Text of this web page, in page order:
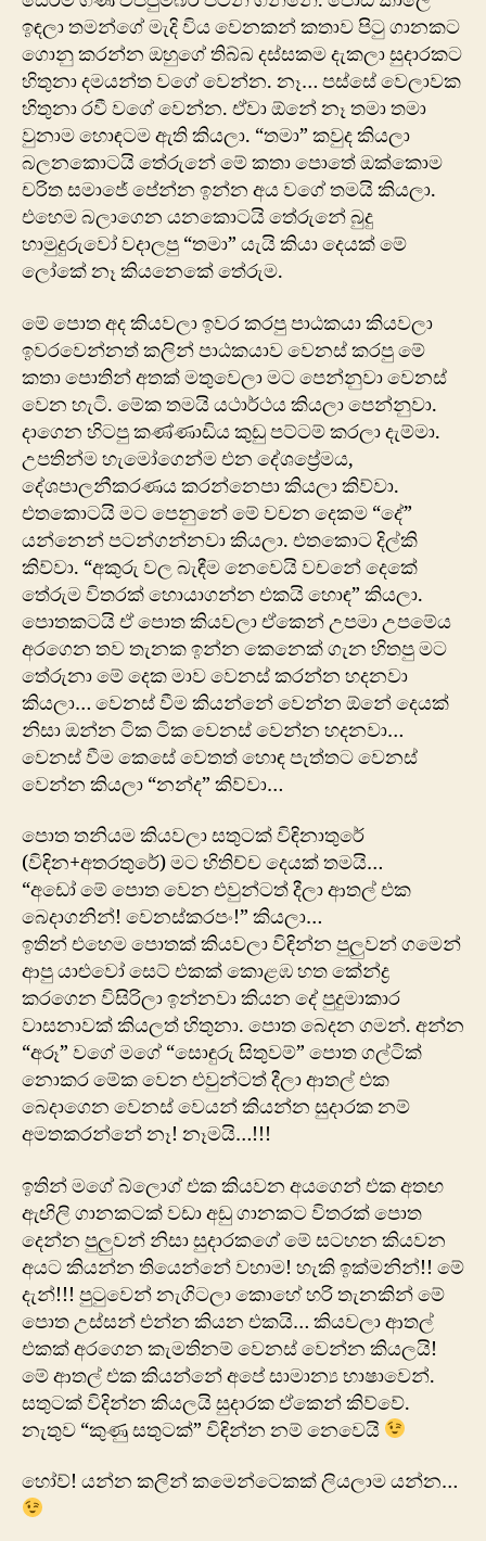
ඉඳලා තමන්ගේ මැදි විය වෙනකන් කතාව පිටු ගානකට
ගොනු කරන්න ඔහුගේ තිබ්බ දස්සකම දැකලා සුදාරකට
හිතුනා දමයන්ත වගේ වෙන්න. නෑ… පස්සේ වෙලාවක
හිතුනා රවී වගේ වෙන්න. ඒවා ඕනේ නෑ තමා තමා
වුනාම හොඳටම ඇති කියලා. “තමා” කවුද කියලා
බලනකොටයි තේරුනේ මේ කතා පොතේ ඔක්කොම
චරිත සමාජේ පේන්න ඉන්න අය වගේ තමයි කියලා.
එහෙම බලාගෙන යනකොටයි තේරුනේ බුදු
හාමුදුරුවෝ වදාලපු “තමා” යැයි කියා දෙයක් මේ
ලෝකේ නෑ කියනෙකේ තේරුම.
මේ පොත අද කියවලා ඉවර කරපු පාඨකයා කියවලා
ඉවරවෙන්නත් කලින් පාඨකයාව වෙනස් කරපු මේ
කතා පොතින් අතක් මතුවෙලා මට පෙන්නුවා වෙනස්
වෙන හැටි. මේක තමයි යථාර්ථය කියලා පෙන්නුවා.
දාගෙන හිටපු කණ්ණාඩිය කුඩු පට්ටම් කරලා දැම්මා.
උපතින්ම හැමෝගෙන්ම එන දේශප්‍රේමය,
දේශපාලනීකරණය කරන්නෙපා කියලා කිව්වා.
එතකොටයි මට පෙනුනේ මේ වචන දෙකම “දේ”
යන්නෙන් පටන්ගන්නවා කියලා. එතකොට දිල්කි
කිව්වා. “අකුරු වල බැඳීම නෙවෙයි වචනේ දෙකේ
තේරුම විතරක් හොයාගන්න එකයි හොඳ” කියලා.
පොතකටයි ඒ පොත කියවලා ඒකෙන් උපමා උපමේය
අරගෙන තව තැනක ‍ඉන්න කෙනෙක් ගැන හිතපු මට
තේරුනා මේ දෙක මාව වෙනස් කරන්න හදනවා
කියලා… වෙනස් වීම කියන්නේ වෙන්න ඕනේ දෙයක්
නිසා ඔන්න ටික ටික වෙනස් වෙන්න හදනවා…
වෙනස් වීම කෙසේ වෙතත් හොඳ පැත්තට වෙනස්
වෙන්න කියලා “නන්ද” කිව්වා…
පොත තනියම කියවලා සතුටක් විඳිනාතුරේ
(විඳින+අතරතුරේ) මට හිතිච්ච දෙයක් තමයි…
“අ‍‍ඩෝ ‍මේ පොත වෙන එවුන්ටත් දීලා ආතල් එක
බෙදාගනින්! වෙනස්කරපං!” කියලා…
ඉතින් එහෙම පොතක් කියවලා විඳින්න පුලුවන් ග‍මෙන්
ආපු යාළුවෝ සෙට් එකක් කොළඹ හත කේන්ද්‍ර
කරගෙන විසිරිලා ඉන්නවා කියන දේ පුදුමාකාර
වාසනාවක් කියලත් හිතුනා. පොත බෙදන ගමන්. අන්න
“අරූ” වගේ මගේ “සොඳුරු සිතුවම්” පොත ගල්ටික්
නොකර මේක වෙන එවුන්ටත් දීලා ආතල් එක
බෙදාගෙන වෙනස් වෙයන් කියන්න සුදාරක නම්
අමතකරන්නේ නෑ! නෑමයි…!!!
ඉතින් මගේ බ්ලොග් එක කියවන අයගෙන් එක අතඟ
ඇඟිලි ගානකටක් වඩා අඩු ගානකට විතරක් පොත
දෙන්න පුලුවන් නිසා සුදාරකගේ මේ සටහන කියවන
අයට කියන්න තියෙන්නේ වහාම! හැකි ඉක්මනින්!! මේ
දැන්!!! පුටුවෙන් නැගිටලා කොහේ හරි තැනකින් මේ
පොත උස්සන් එන්න කියන එකයි… කියවලා ආතල්
එකක් අරගෙන කැමතිනම් වෙනස් වෙන්න කියලයි!
මේ ආතල් එක කියන්නේ අපේ සාමාන්‍ය භාෂාවෙන්.
සතුටක් විදින්න කියලයි සුදාරක ඒකෙන් කිව්වේ.
නැතුව “කුණු සතුටක්” විඳින්න නම් නෙවෙයි
හෝව්! යන්න කලින් කමෙන්ටෙකක් ලියලාම යන්න…